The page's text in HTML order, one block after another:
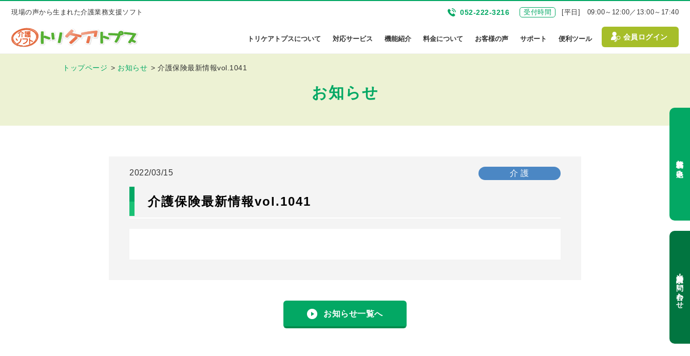
現場の声から生まれた介護業務支援ソフト 受付時間 [平日] 09:00～12:00／13:00～17:40
052-222-3216
会員ログイン
トリケアトプスについて 対応サービス 機能紹介 料金について お客様の声 サポート 便利ツール
無料体験お申込み
資料請求・お問い合わせ
トップページ お知らせ 介護保険最新情報vol.1041
お知らせ
2022/03/15 介 護
介護保険最新情報vol.1041
お知らせ一覧へ